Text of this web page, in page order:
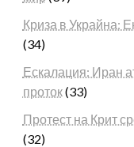
Криза в Украйна:
(34)
Ескалация: Иран
проток(33)
Протест на Крит
(32)